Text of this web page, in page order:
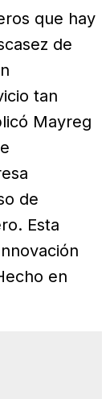
que hay
de
tan
Mayreg
de
Esta
en